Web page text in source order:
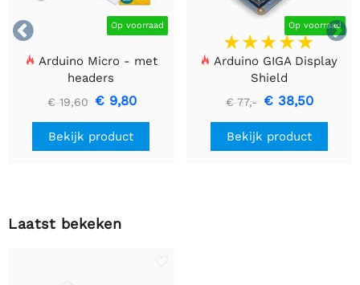

 Op voorraad
Arduino Micro - met
headers
€ 19,60 € 9,80
Bekijk product
Op voorraad
Arduino GIGA Display
Shield
€ 77,- € 38,50
Bekijk product
Laatst bekeken